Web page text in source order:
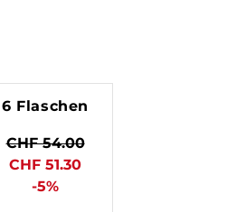
6 Flaschen
CHF 54.00
CHF 51.30
-5%